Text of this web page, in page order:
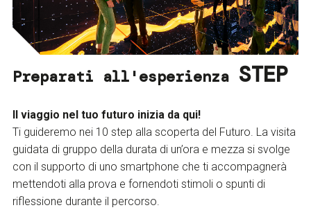
Preparati all'esperienza STEP
Il viaggio nel tuo futuro inizia da qui!
Ti guideremo nei 10 step alla scoperta del Futuro. La visita
guidata di gruppo della durata di un’ora e mezza si svolge
con il supporto di uno smartphone che ti accompagnerà
mettendoti alla prova e fornendoti stimoli o spunti di
riflessione durante il percorso.